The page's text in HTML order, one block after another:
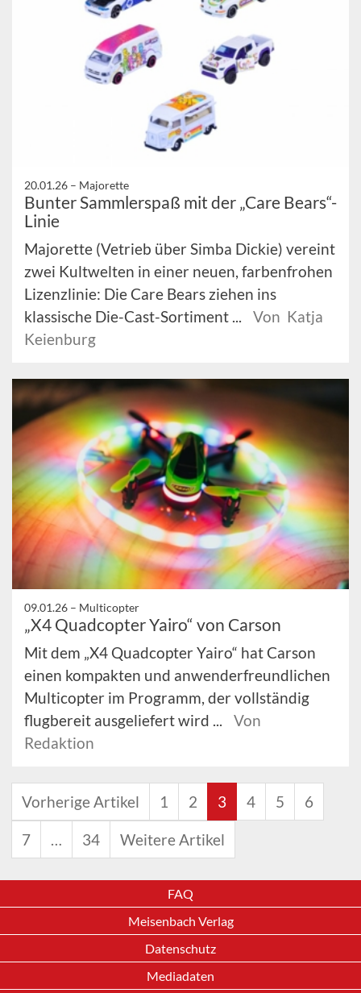
20.01.26 – Majorette
Bunter Sammlerspaß mit der „Care Bears“-
Linie
Majorette (Vetrieb über Simba Dickie) vereint
zwei Kultwelten in einer neuen, farbenfrohen
Lizenzlinie: Die Care Bears ziehen ins
klassische Die-Cast-Sortiment ...
Von Katja
Keienburg
09.01.26 – Multicopter
„X4 Quadcopter Yairo“ von Carson
Mit dem „X4 Quadcopter Yairo“ hat Carson
einen kompakten und anwenderfreundlichen
Multicopter im Programm, der vollständig
flugbereit ausgeliefert wird ...
Von
Redaktion
Vorherige Artikel 1 2 3 4 5 6
7 … 34 Weitere Artikel
FAQ
Meisenbach Verlag
Datenschutz
Mediadaten